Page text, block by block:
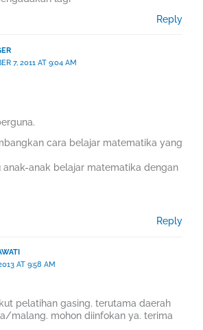
Reply
7, 2011 AT 9:04 AM
cara belajar matematika yang
anak belajar matematika dengan
Reply
AT 9:58 AM
pelatihan gasing. terutama daerah
malang. mohon diinfokan ya. terima